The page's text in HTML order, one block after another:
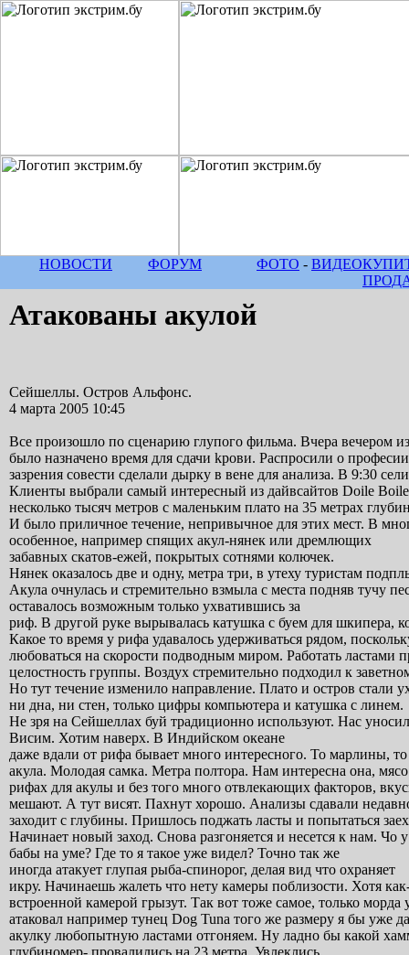
НОВОСТИ ФОРУМ ФОТО - ВИДЕО
Атакованы акулой
Сейшеллы. Остров Альфонс.
4 марта 2005 10:45
Все произошло по сценарию глупого фильма. Вчера вечером
было назначено время для сдачи kрови. Распросили о
зазрения совести сделали дырку в вене для анализа. В 9:30
Клиенты выбрали самый интересный из дайвсайтов Doile
несколько тысяч метров с маленьким плато на 35 метрах
И было приличное течение, непривычное для этих мест. В
особенное, например cпящих акул-нянек или дремлющих
забавных скатов-ежей, покрытых сотнями колючек.
Нянек оказалось две и одну, метра три, в утеху туристам
Акула очнулась и стремительно взмыла с места подняв тучу
оставалось возможным только ухватившись за
риф. В другой руке вырывалась катушка с буем для шкипера,
Какое то время у рифа удавалось удерживаться рядом,
любоваться на скорости подводным миром. Работать ластами
целостность группы. Воздух стремительно подходил к
Но тут течение изменило направление. Плато и остров стали
ни дна, ни стен, только цифры компьютерa и катушка с линем.
Не зря на Cейшеллах буй традиционно используют. Нас
Висим. Хотим наверх. В Индийском океане
даже вдали от рифа бывает много интересного. То марлины,
акула. Молодая самка. Метра полтора. Нам интересна она,
рифах для акулы и без того много отвлекающих факторов,
мешают. А тут висят. Пахнут хорошо. Анализы сдавали
заходит с глубины. Пришлось поджать ласты и попытаться
Начинает новый заход. Снова разгоняется и несется к нам. Чо у
бабы на уме? Где то я такое уже видел? Точно так же
иногда атакует глупая рыба-спинорог, делая вид что охраняет
икру. Начинаешь жалеть что нету камеры поблизости. Хотя
встроенной камерой грызут. Так вот тоже самое, только
атаковал например тунец Dog Tuna того же размеру я бы уже
акулку любопытную ластами отгоняем. Ну ладно бы какой